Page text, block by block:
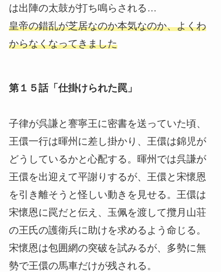
は出陣の太鼓が打ち鳴らされる…
皇帝の錯乱が芝居なのか本気なのか、よくわ
からなくなってきました
第１５話「仕掛けられた罠」
子律が呉謙と謇寧王に密書を送っていた頃、
王儇一行は暉州に差し掛かり、王儇は錦児が
どうしているかと心配する。暉州では呉謙が
王儇を出迎えて平謝りするが、王儇と宋懷恩
を引き離そうと怪しい動きを見せる。王儇は
宋懷恩に罠だと伝え、玉佩を渡して攬月山荘
の王氏の護衛兵に助けを求めるよう命じる。
宋懷恩は包囲網の突破を試みるが、多勢に無
勢で王儇の馬車だけが残される。